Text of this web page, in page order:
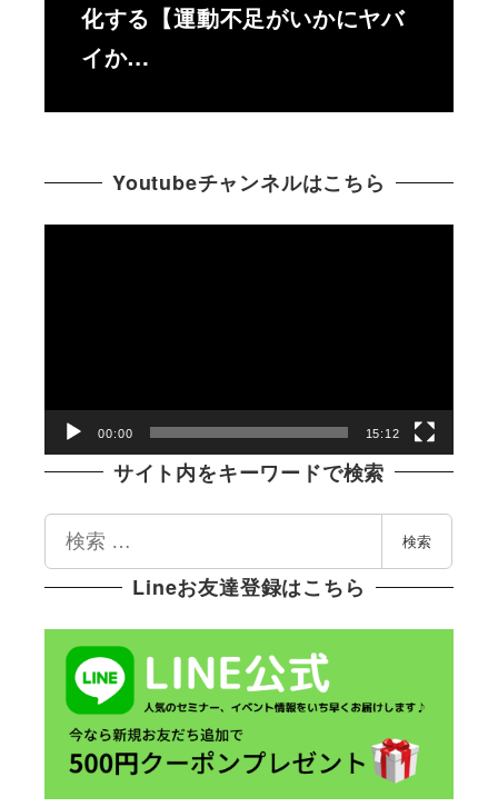
化する【運動不足がいかにヤバ
イか…
Youtubeチャンネルはこちら
00:00 15:12
サイト内をキーワードで検索
索
検索
Lineお友達登録はこちら